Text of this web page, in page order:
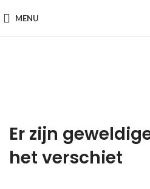
MENU
Er zijn
het verschiet